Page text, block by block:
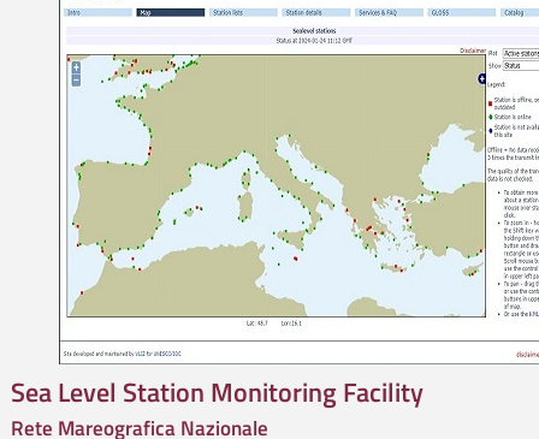
Sea Level Station Monitoring Facility
Rete Mareografica Nazionale